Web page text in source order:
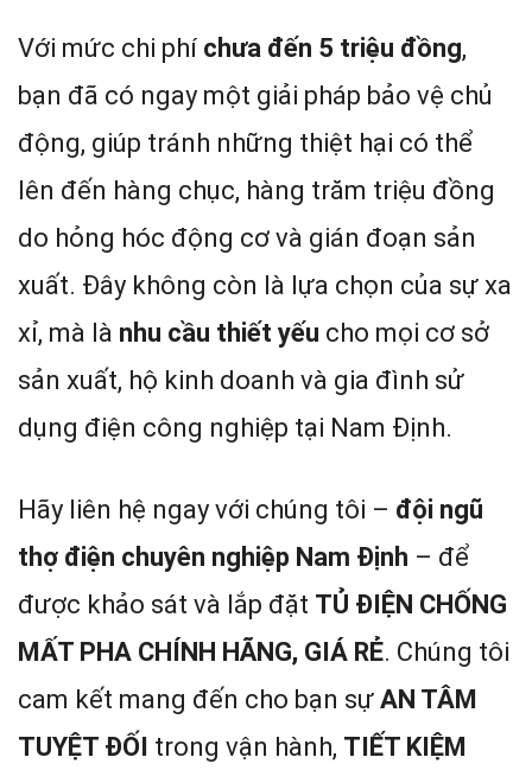
Với mức chi phí chưa đến 5 triệu đồng,
bạn đã có ngay một giải pháp bảo vệ chủ
động, giúp tránh những thiệt hại có thể
lên đến hàng chục, hàng trăm triệu đồng
do hỏng hóc động cơ và gián đoạn sản
xuất. Đây không còn là lựa chọn của sự xa
xỉ, mà là nhu cầu thiết yếu cho mọi cơ sở
sản xuất, hộ kinh doanh và gia đình sử
dụng điện công nghiệp tại Nam Định.
Hãy liên hệ ngay với chúng tôi – đội ngũ
thợ điện chuyên nghiệp Nam Định – để
được khảo sát và lắp đặt TỦ ĐIỆN CHỐNG
MẤT PHA CHÍNH HÃNG, GIÁ RẺ. Chúng tôi
cam kết mang đến cho bạn sự AN TÂM
TUYỆT ĐỐI trong vận hành, TIẾT KIỆM